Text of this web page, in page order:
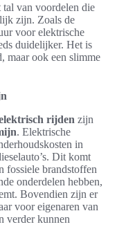
van voordelen die
zijn. Zoals de
voor elektrische
duidelijker. Het is
maar ook een slimme
rijden zijn
. Elektrische
in
Dit komt
fossiele brandstoffen
onderdelen hebben,
Bovendien zijn er
voor eigenaren van
verder kunnen